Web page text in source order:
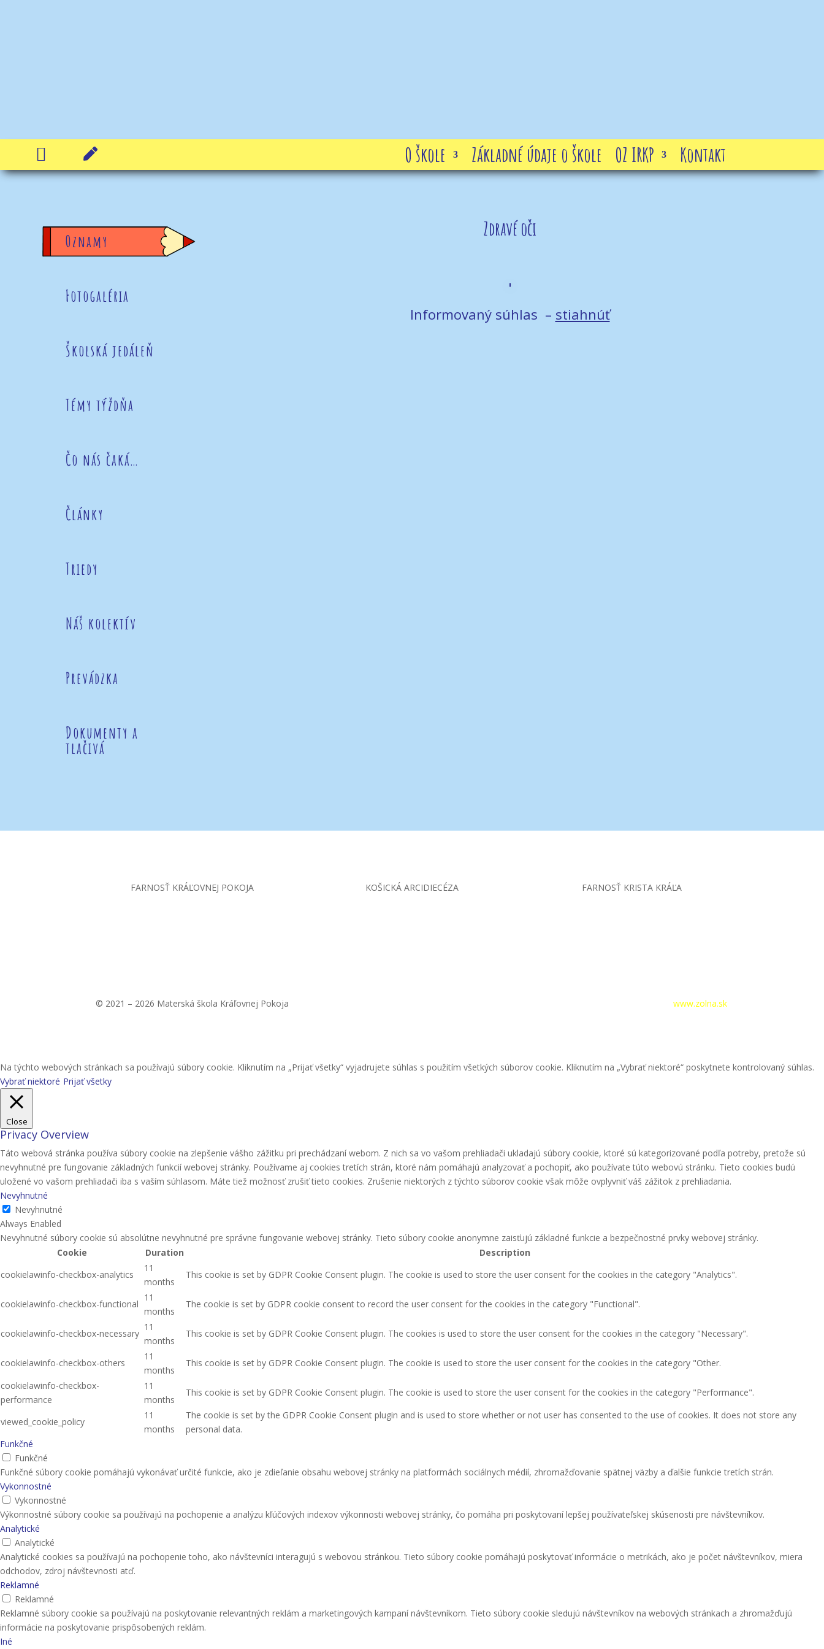
  O škole Základné údaje o škole OZ IRKP Kontakt
Oznamy
Fotogaléria
Školská jedáleň
Témy týždňa
Čo nás čaká…
Články
Triedy
Náš kolektív
Prevádzka
Dokumenty a
tlačivá
Zdravé oči
Informovaný súhlas – stiahnúť
FARNOSŤ KRÁĽOVNEJ POKOJA KOŠICKÁ ARCIDIECÉZA FARNOSŤ KRISTA KRÁĽA
© 2021 – 2026 Materská škola Kráľovnej Pokoja Tvorba webstránok –www.zolna.sk
Na týchto webových stránkach sa používajú súbory cookie. Kliknutím na „Prijať všetky“ vyjadrujete súhlas s použitím všetkých súborov cookie. Kliknutím na „Vybrať niektoré“ poskytnete kontrolovaný súhlas.
Vybrať niektoré Prijať všetky
Close
Privacy Overview
Táto webová stránka používa súbory cookie na zlepšenie vášho zážitku pri prechádzaní webom. Z nich sa vo vašom prehliadači ukladajú súbory cookie, ktoré sú kategorizované podľa potreby, pretože sú
nevyhnutné pre fungovanie základných funkcií webovej stránky. Používame aj cookies tretích strán, ktoré nám pomáhajú analyzovať a pochopiť, ako používate túto webovú stránku. Tieto cookies budú
uložené vo vašom prehliadači iba s vaším súhlasom. Máte tiež možnosť zrušiť tieto cookies. Zrušenie niektorých z týchto súborov cookie však môže ovplyvniť váš zážitok z prehliadania.
Nevyhnutné
Nevyhnutné
Always Enabled
Nevyhnutné súbory cookie sú absolútne nevyhnutné pre správne fungovanie webovej stránky. Tieto súbory cookie anonymne zaisťujú základné funkcie a bezpečnostné prvky webovej stránky.
Cookie
Duration
Description
cookielawinfo-checkbox-analytics
11
months
This cookie is set by GDPR Cookie Consent plugin. The cookie is used to store the user consent for the cookies in the category "Analytics".
cookielawinfo-checkbox-functional
11
months
The cookie is set by GDPR cookie consent to record the user consent for the cookies in the category "Functional".
cookielawinfo-checkbox-necessary
11
months
This cookie is set by GDPR Cookie Consent plugin. The cookies is used to store the user consent for the cookies in the category "Necessary".
cookielawinfo-checkbox-others
11
months
This cookie is set by GDPR Cookie Consent plugin. The cookie is used to store the user consent for the cookies in the category "Other.
cookielawinfo-checkbox-
performance
11
months
This cookie is set by GDPR Cookie Consent plugin. The cookie is used to store the user consent for the cookies in the category "Performance".
viewed_cookie_policy
11
months
The cookie is set by the GDPR Cookie Consent plugin and is used to store whether or not user has consented to the use of cookies. It does not store any
personal data.
Funkčné
Funkčné
Funkčné súbory cookie pomáhajú vykonávať určité funkcie, ako je zdieľanie obsahu webovej stránky na platformách sociálnych médií, zhromažďovanie spätnej väzby a ďalšie funkcie tretích strán.
Vykonnostné
Vykonnostné
Výkonnostné súbory cookie sa používajú na pochopenie a analýzu kľúčových indexov výkonnosti webovej stránky, čo pomáha pri poskytovaní lepšej používateľskej skúsenosti pre návštevníkov.
Analytické
Analytické
Analytické cookies sa používajú na pochopenie toho, ako návštevníci interagujú s webovou stránkou. Tieto súbory cookie pomáhajú poskytovať informácie o metrikách, ako je počet návštevníkov, miera
odchodov, zdroj návštevnosti atď.
Reklamné
Reklamné
Reklamné súbory cookie sa používajú na poskytovanie relevantných reklám a marketingových kampaní návštevníkom. Tieto súbory cookie sledujú návštevníkov na webových stránkach a zhromažďujú
informácie na poskytovanie prispôsobených reklám.
Iné